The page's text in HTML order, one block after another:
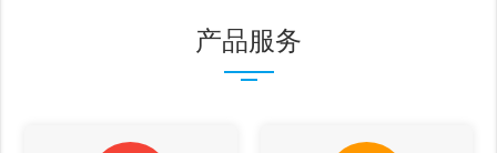
产品服务